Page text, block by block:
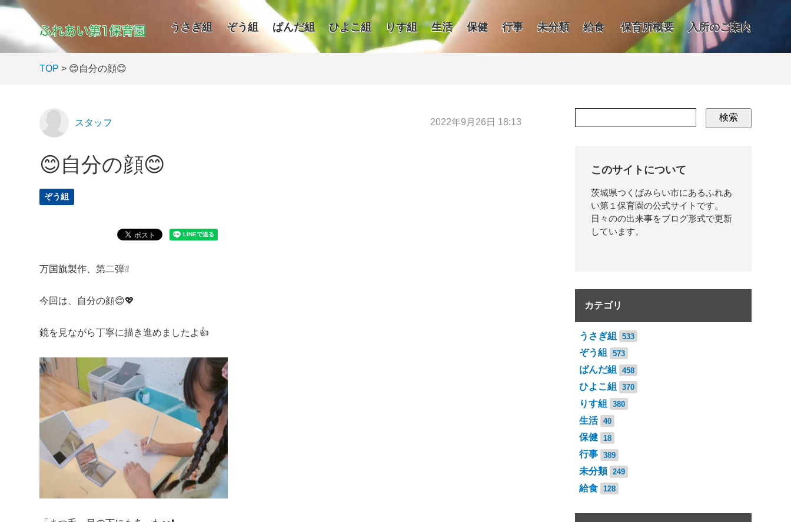
うさぎ組 ぞう組 ぱんだ組 ひよこ組 りす組 生活 保健 行事 未分類 給食 保育所概要 入所のご案内
TOP > 😊自分の顔😊
スタッフ 2022年9月26日 18:13
😊自分の顔😊
ぞう組
万国旗製作、第二弾❕❕
今回は、自分の顔😊💖
鏡を見ながら丁寧に描き進めましたよ👍
検索
このサイトについて
茨城県つくばみらい市にあるふれあ
い第１保育園の公式サイトです。
日々のの出来事をブログ形式で更新
しています。
カテゴリ
うさぎ組 533
ぞう組 573
ぱんだ組 458
ひよこ組 370
りす組 380
生活 40
保健 18
行事 389
未分類 249
給食 128